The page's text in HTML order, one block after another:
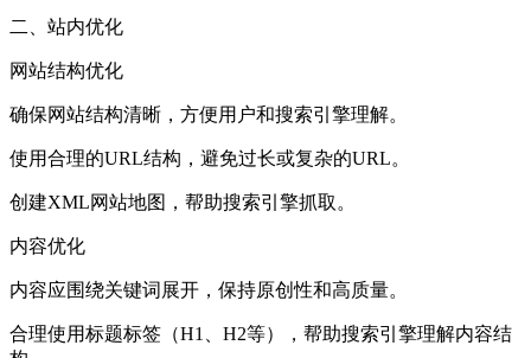
二、站内优化
网站结构优化
确保网站结构清晰，方便用户和搜索引擎理解。
使用合理的URL结构，避免过长或复杂的URL。
创建XML网站地图，帮助搜索引擎抓取。
内容优化
内容应围绕关键词展开，保持原创性和高质量。
合理使用标题标签（H1、H2等），帮助搜索引擎理解内容结